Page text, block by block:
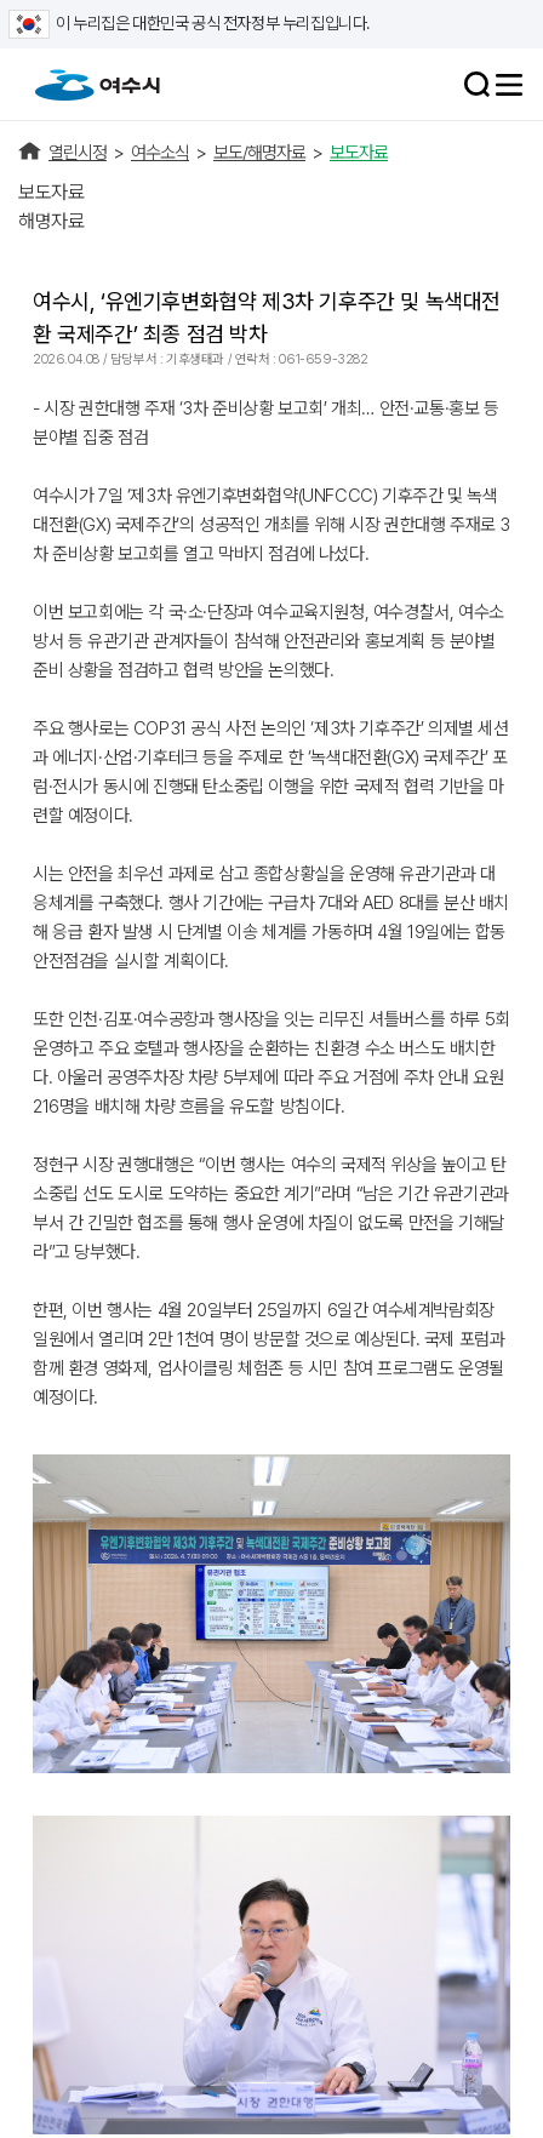
이 누리집은 대한민국 공식 전자정부 누리집입니다.
열린시정 > 여수소식 > 보도/해명자료 > 보도자료
보도자료
해명자료
여수시, ‘유엔기후변화협약 제3차 기후주간 및 녹색대전
환 국제주간’ 최종 점검 박차
2026.04.08 / 담당부서 : 기후생태과 / 연락처 : 061-659-3282
- 시장 권한대행 주재 ‘3차 준비상황 보고회’ 개최… 안전·교통·홍보 등
분야별 집중 점검
여수시가 7일 ‘제3차 유엔기후변화협약(UNFCCC) 기후주간 및 녹색
대전환(GX) 국제주간’의 성공적인 개최를 위해 시장 권한대행 주재로 3
차 준비상황 보고회를 열고 막바지 점검에 나섰다.
이번 보고회에는 각 국·소·단장과 여수교육지원청, 여수경찰서, 여수소
방서 등 유관기관 관계자들이 참석해 안전관리와 홍보계획 등 분야별
준비 상황을 점검하고 협력 방안을 논의했다.
주요 행사로는 COP31 공식 사전 논의인 ‘제3차 기후주간’ 의제별 세션
과 에너지·산업·기후테크 등을 주제로 한 ‘녹색대전환(GX) 국제주간’ 포
럼·전시가 동시에 진행돼 탄소중립 이행을 위한 국제적 협력 기반을 마
련할 예정이다.
시는 안전을 최우선 과제로 삼고 종합상황실을 운영해 유관기관과 대
응체계를 구축했다. 행사 기간에는 구급차 7대와 AED 8대를 분산 배치
해 응급 환자 발생 시 단계별 이송 체계를 가동하며 4월 19일에는 합동
안전점검을 실시할 계획이다.
또한 인천·김포·여수공항과 행사장을 잇는 리무진 셔틀버스를 하루 5회
운영하고 주요 호텔과 행사장을 순환하는 친환경 수소 버스도 배치한
다. 아울러 공영주차장 차량 5부제에 따라 주요 거점에 주차 안내 요원
216명을 배치해 차량 흐름을 유도할 방침이다.
정현구 시장 권행대행은 “이번 행사는 여수의 국제적 위상을 높이고 탄
소중립 선도 도시로 도약하는 중요한 계기”라며 “남은 기간 유관기관과
부서 간 긴밀한 협조를 통해 행사 운영에 차질이 없도록 만전을 기해달
라”고 당부했다.
한편, 이번 행사는 4월 20일부터 25일까지 6일간 여수세계박람회장
일원에서 열리며 2만 1천여 명이 방문할 것으로 예상된다. 국제 포럼과
함께 환경 영화제, 업사이클링 체험존 등 시민 참여 프로그램도 운영될
예정이다.